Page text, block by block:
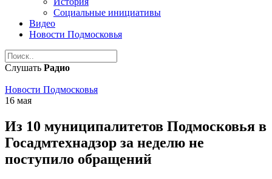
Социальные инициативы
Видео
Новости Подмосковья
Слушать Радио
Новости Подмосковья
16 мая
Из 10 муниципалитетов Подмосковья в
Госадмтехнадзор за неделю не
поступило обращений